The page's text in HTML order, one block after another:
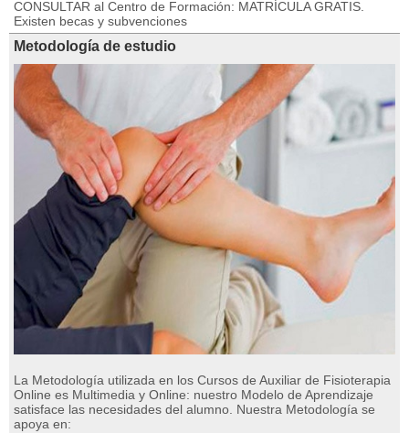
CONSULTAR al Centro de Formación: MATRÍCULA GRATIS.
Existen becas y subvenciones
Metodología de estudio
La Metodología utilizada en los Cursos de Auxiliar de Fisioterapia
Online es Multimedia y Online: nuestro Modelo de Aprendizaje
satisface las necesidades del alumno. Nuestra Metodología se
apoya en: